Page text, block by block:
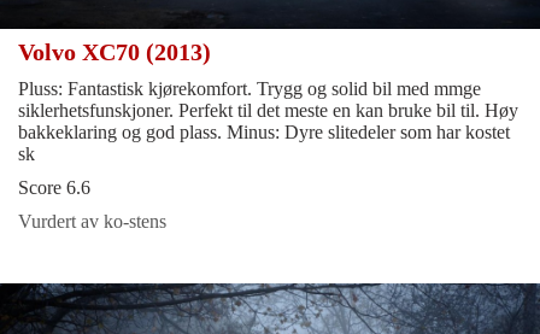
Volvo XC70 (2013)
Pluss: Fantastisk kjørekomfort. Trygg og solid bil med mmge
siklerhetsfunskjoner. Perfekt til det meste en kan bruke bil til. Høy
bakkeklaring og god plass. Minus: Dyre slitedeler som har kostet
sk
Score 6.6
Vurdert av ko-stens